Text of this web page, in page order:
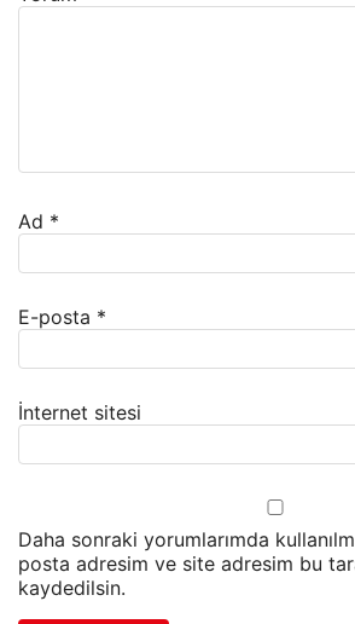
Ad *
E-posta *
İnternet sitesi
Daha sonraki yorumlarımda
posta adresim ve site adresim bu
kaydedilsin.